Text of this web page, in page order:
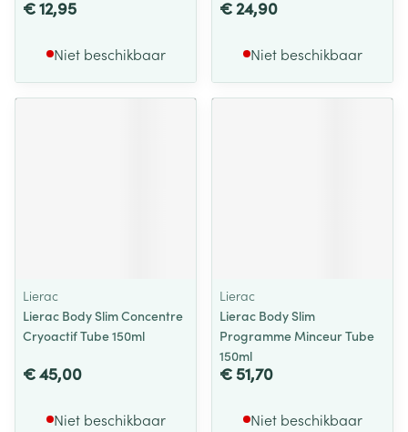
€ 12,95
Niet beschikbaar
€ 24,90
Niet beschikbaar
Lierac
Lierac Body Slim Concentre
Cryoactif Tube 150ml
€ 45,00
Niet beschikbaar
Lierac
Lierac Body Slim
Programme Minceur Tube
150ml
€ 51,70
Niet beschikbaar